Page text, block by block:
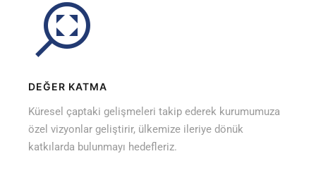
DEĞER KATMA
Küresel çaptaki gelişmeleri takip ederek kurumumuza
özel vizyonlar geliştirir, ülkemize ileriye dönük
katkılarda bulunmayı hedefleriz.